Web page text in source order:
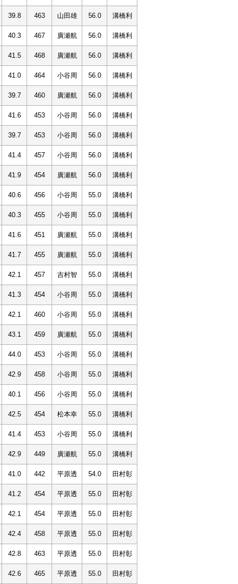
39.8 463 山田雄 56.0 溝橋利
40.3 467 廣瀬航 56.0 溝橋利
41.5 468 廣瀬航 56.0 溝橋利
41.0 464 小谷周 56.0 溝橋利
39.7 460 廣瀬航 56.0 溝橋利
41.6 453 小谷周 56.0 溝橋利
39.7 453 小谷周 56.0 溝橋利
41.4 457 小谷周 56.0 溝橋利
41.9 454 廣瀬航 56.0 溝橋利
40.6 456 小谷周 55.0 溝橋利
40.3 455 小谷周 55.0 溝橋利
41.6 451 廣瀬航 55.0 溝橋利
41.7 455 廣瀬航 55.0 溝橋利
42.1 457 吉村智 55.0 溝橋利
41.3 454 小谷周 55.0 溝橋利
42.1 460 小谷周 55.0 溝橋利
43.1 459 廣瀬航 55.0 溝橋利
44.0 453 小谷周 55.0 溝橋利
42.9 458 小谷周 55.0 溝橋利
40.1 456 小谷周 55.0 溝橋利
42.5 454 松本幸 55.0 溝橋利
41.4 453 小谷周 55.0 溝橋利
42.9 449 廣瀬航 55.0 溝橋利
41.0 442 平原透 54.0 田村彰
41.2 454 平原透 55.0 田村彰
42.1 454 平原透 55.0 田村彰
42.4 458 平原透 55.0 田村彰
42.8 463 平原透 55.0 田村彰
42.6 465 平原透 55.0 田村彰